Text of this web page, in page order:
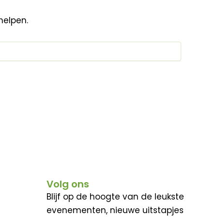
Volg ons
Blijf op de hoogte van de leukste
evenementen, nieuwe uitstapjes